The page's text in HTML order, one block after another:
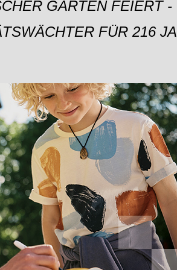
GARTEN FEIERT -
FÜR 216